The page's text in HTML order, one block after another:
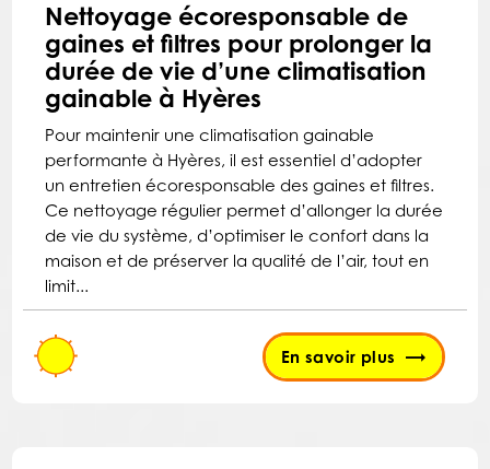
Nettoyage écoresponsable de
gaines et filtres pour prolonger la
durée de vie d’une climatisation
gainable à Hyères
Pour maintenir une climatisation gainable
performante à Hyères, il est essentiel d’adopter
un entretien écoresponsable des gaines et filtres.
Ce nettoyage régulier permet d’allonger la durée
de vie du système, d’optimiser le confort dans la
maison et de préserver la qualité de l’air, tout en
limit...
En savoir plus